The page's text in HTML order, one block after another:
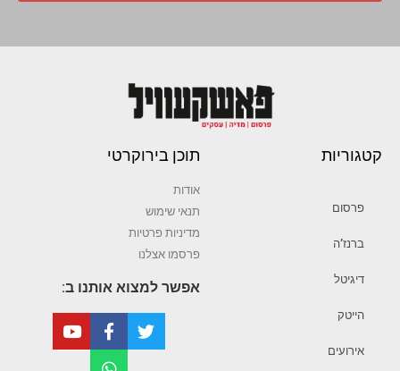
קטגוריות
פרסום
ברנז’ה
דיגיטל
הייטק
אירועים
תוכן בירוקרטי
אודות
תנאי שימוש
מדיניות פרטיות
פרסמו אצלנו
אפשר למצוא אותנו ב: